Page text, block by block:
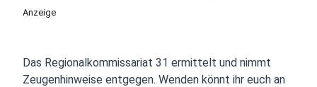
Anzeige
Das Regionalkommissariat 31 ermittelt und nimmt
Zeugenhinweise entgegen. Wenden könnt ihr euch an